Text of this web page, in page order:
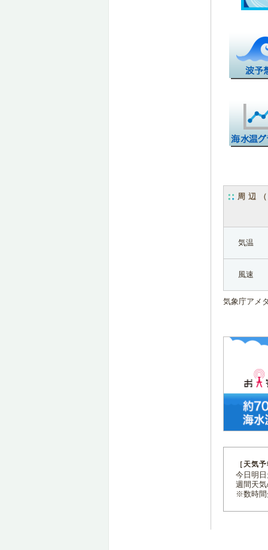
周辺
気温
風速
気象庁アメ
［天気
今日明
週間天
※数時間